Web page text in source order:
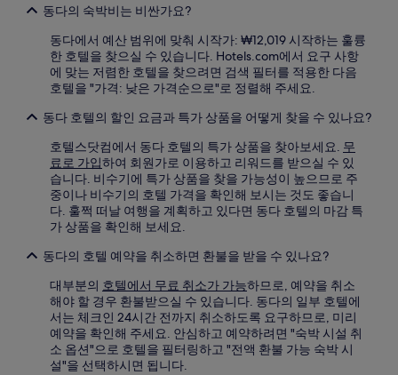
동다의 숙박비는 비싼가요?
동다에서 예산 범위에 맞춰 시작가: ₩12,019 시작하는 훌륭
한 호텔을 찾으실 수 있습니다. Hotels.com에서 요구 사항
에 맞는 저렴한 호텔을 찾으려면 검색 필터를 적용한 다음
호텔을 "가격: 낮은 가격순으로"로 정렬해 주세요.
동다 호텔의 할인 요금과 특가 상품을 어떻게 찾을 수 있나요?
호텔스닷컴에서 동다 호텔의 특가 상품을 찾아보세요. 무
료로 가입하여 회원가로 이용하고 리워드를 받으실 수 있
습니다. 비수기에 특가 상품을 찾을 가능성이 높으므로 주
중이나 비수기의 호텔 가격을 확인해 보시는 것도 좋습니
다. 훌쩍 떠날 여행을 계획하고 있다면 동다 호텔의 마감 특
가 상품을 확인해 보세요.
동다의 호텔 예약을 취소하면 환불을 받을 수 있나요?
대부분의 호텔에서 무료 취소가 가능하므로, 예약을 취소
해야 할 경우 환불받으실 수 있습니다. 동다의 일부 호텔에
서는 체크인 24시간 전까지 취소하도록 요구하므로, 미리
예약을 확인해 주세요. 안심하고 예약하려면 "숙박 시설 취
소 옵션"으로 호텔을 필터링하고 "전액 환불 가능 숙박 시
설"을 선택하시면 됩니다.